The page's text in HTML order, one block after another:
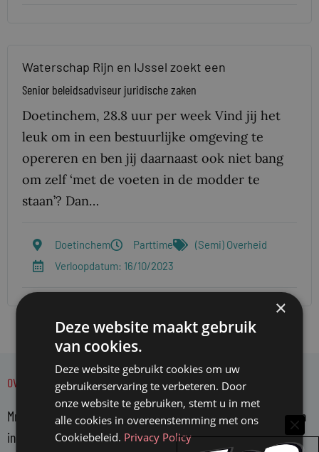
Waterschap Rijn en IJssel zoekt een
Senior beleidsadviseur juridische zaken
Doetinchem, 28.8 uur per week Vind jij het
leuk om in een bestuurlijke omgeving te
opereren en ben jij daarnaast ook niet bang
om zelf ‘met de voeten in de modder te
staan’? Dan…
Doetinchem Parttime
(Semi) Overheid
Verloopdatum: 16/10/2023
OVER MR.
Mr. is hét platform voor juristen. Mr. bericht over actuele zaken
in de juridische wereld en belicht en becommentarieert deze
×
Deze website maakt gebruik
van cookies.
Deze website gebruikt cookies om uw
gebruikerservaring te verbeteren. Door
onze website te gebruiken, stemt u in met
alle cookies in overeenstemming met ons
Cookiebeleid. Privacy Policy